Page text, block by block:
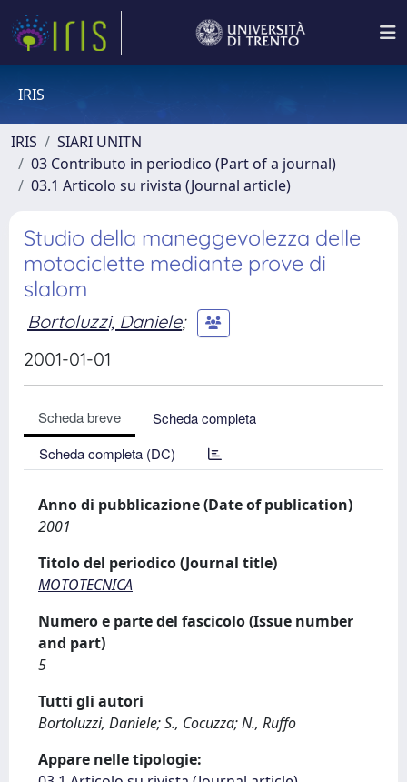
IRIS
IRIS
SIARI UNITN
03 Contributo in periodico (Part of a journal)
03.1 Articolo su rivista (Journal article)
Studio della maneggevolezza delle
motociclette mediante prove di
slalom
Bortoluzzi, Daniele;
2001-01-01
Scheda breve
Scheda completa
Scheda completa (DC)
Anno di pubblicazione (Date of publication)
2001
Titolo del periodico (Journal title)
MOTOTECNICA
Numero e parte del fascicolo (Issue number
and part)
5
Tutti gli autori
Bortoluzzi, Daniele; S., Cocuzza; N., Ruffo
Appare nelle tipologie: